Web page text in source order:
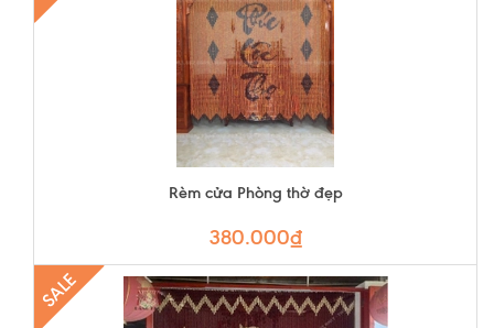
Rèm cửa Phòng thờ đẹp
380.000₫
SALE